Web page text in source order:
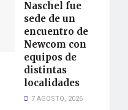
Naschel fue
sede de un
encuentro de
Newcom con
equipos de
distintas
localidades
7 AGOSTO, 2026